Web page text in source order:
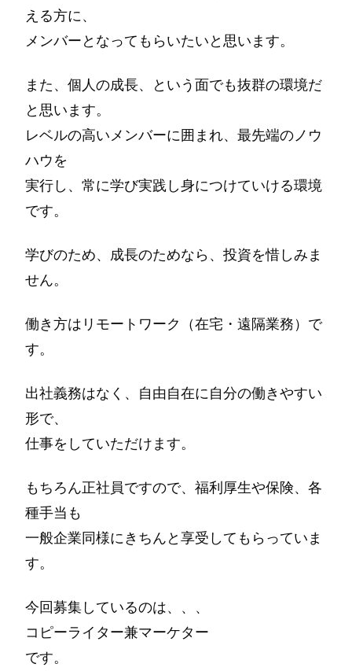
える方に、
メンバーとなってもらいたいと思います。
また、個人の成長、という面でも抜群の環境だ
と思います。
レベルの高いメンバーに囲まれ、最先端のノウ
ハウを
実行し、常に学び実践し身につけていける環境
です。
学びのため、成長のためなら、投資を惜しみま
せん。
働き方はリモートワーク（在宅・遠隔業務）で
す。
出社義務はなく、自由自在に自分の働きやすい
形で、
仕事をしていただけます。
もちろん正社員ですので、福利厚生や保険、各
種手当も
一般企業同様にきちんと享受してもらっていま
す。
今回募集しているのは、、、
コピーライター兼マーケター
です。